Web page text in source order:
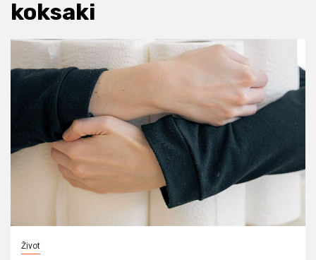
koksaki
Život